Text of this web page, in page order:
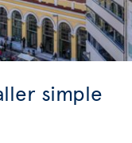
simple